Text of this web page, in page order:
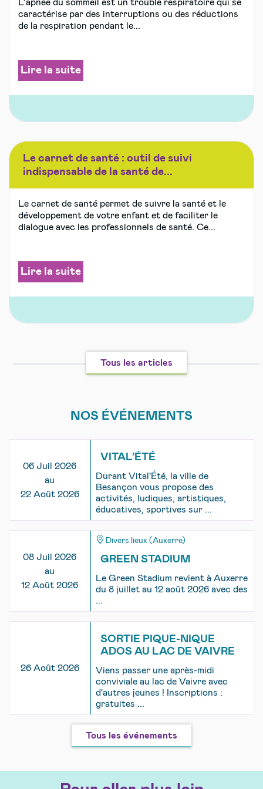
L’apnée du sommeil est un trouble respiratoire qui se
caractérise par des interruptions ou des réductions
de la respiration pendant le...
Lire la suite
Le carnet de santé : outil de suivi
indispensable de la santé de...
Le carnet de santé permet de suivre la santé et le
développement de votre enfant et de faciliter le
dialogue avec les professionnels de santé. Ce...
Lire la suite
Tous les articles
NOS ÉVÉNEMENTS
06 Juil 2026
au
22 Août 2026
VITAL’ÉTÉ
Durant Vital'Été, la ville de
Besançon vous propose des
activités, ludiques, artistiques,
éducatives, sportives sur ...
08 Juil 2026
au
12 Août 2026
Divers lieux (Auxerre)
GREEN STADIUM
Le Green Stadium revient à Auxerre
du 8 juillet au 12 août 2026 avec des
...
26 Août 2026
SORTIE PIQUE-NIQUE
ADOS AU LAC DE VAIVRE
Viens passer une après-midi
conviviale au lac de Vaivre avec
d'autres jeunes ! Inscriptions :
gratuites ...
Tous les événements